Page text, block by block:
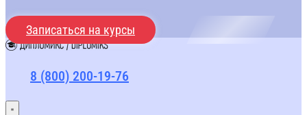
Записаться на курсы
8 (800) 200-19-76